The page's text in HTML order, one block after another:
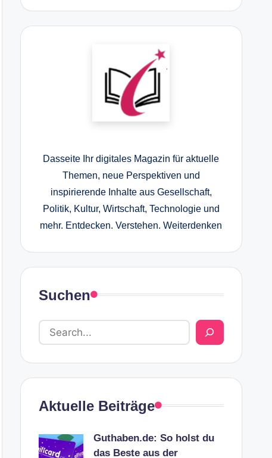
Dasseite Ihr digitales Magazin für aktuelle
Themen, neue Perspektiven und
inspirierende Inhalte aus Gesellschaft,
Politik, Kultur, Wirtschaft, Technologie und
mehr. Entdecken. Verstehen. Weiterdenken
Suchen
Aktuelle Beiträge
Guthaben.de: So holst du
das Beste aus der